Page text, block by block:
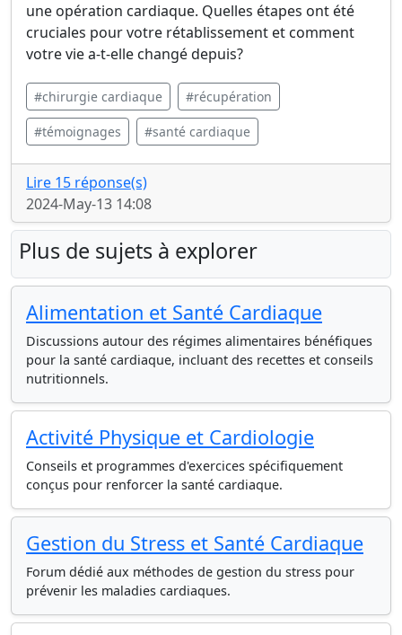
une opération cardiaque. Quelles étapes ont été
cruciales pour votre rétablissement et comment
votre vie a-t-elle changé depuis?
#chirurgie cardiaque #récupération
#témoignages #santé cardiaque
Lire 15 réponse(s)
2024-May-13 14:08
Plus de sujets à explorer
Alimentation et Santé Cardiaque
Discussions autour des régimes alimentaires bénéfiques
pour la santé cardiaque, incluant des recettes et conseils
nutritionnels.
Activité Physique et Cardiologie
Conseils et programmes d'exercices spécifiquement
conçus pour renforcer la santé cardiaque.
Gestion du Stress et Santé Cardiaque
Forum dédié aux méthodes de gestion du stress pour
prévenir les maladies cardiaques.